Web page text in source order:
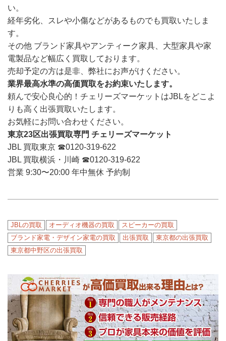
い。
経年劣化、スレや小傷などがあるものでも買取いたしま
す。
その他 ブランド家具やアンティーク家具、大型家具や家
電製品など幅広く買取しております。
売却予定の方は是非、弊社にお声がけください。
業界最高水準の高価買取をお約束いたします。
頼んで安心良心的！チェリーズマーケットはJBLをどこよ
りも高く出張買取いたします。
お気軽にお問い合わせください。
東京23区出張買取専門 チェリーズマーケット
JBL 買取東京 ☎︎0120-319-622
JBL 買取横浜・川崎 ☎︎0120-319-622
営業 9:30〜20:00 年中無休 予約制
JBLの買取 オーディオ機器の買取
スピーカーの買取
ブランド家電・デザイン家電の買取
出張買取
東京都の出張買取
東京都中野区の出張買取